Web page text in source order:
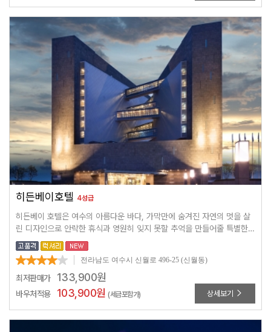
히든베이호텔 4성급
히든베이 호텔은 여수의 아름다운 바다, 가막만에 숨겨진 자연의 멋을 살
린 디자인으로 안락한 휴식과 영원히 잊지 못할 추억을 만들어줄 특별한
공간입니다.
전라남도 여수시 신월로 496-25 (신월동)
최저판매가 133,900원
바우처적용 103,900원 (세금포함가) 상세보기